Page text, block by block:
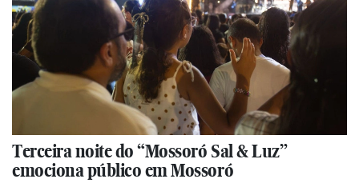
Terceira noite do “Mossoró Sal & Luz”
emociona público em Mossoró